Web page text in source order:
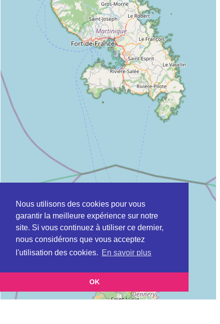
Nous utilisons des cookies pour vous
garantir la meilleure expérience sur notre
site. Si vous continuez à utiliser ce dernier,
nous considérons que vous acceptez
l'utilisation des cookies. En savoir plus
OK